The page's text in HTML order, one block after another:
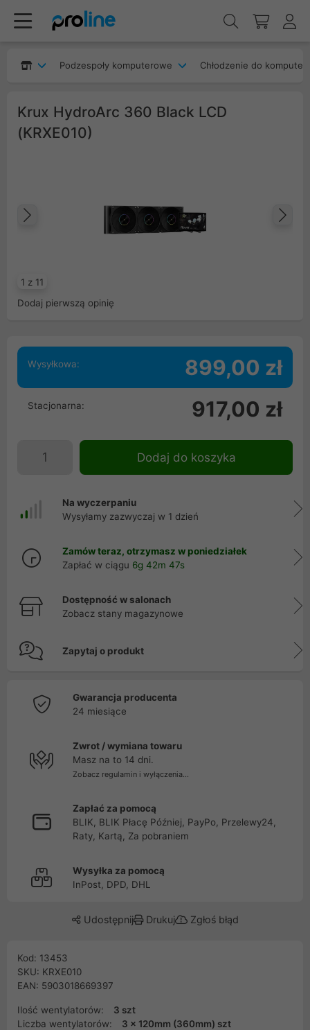
Podzespoły komputerowe Chłodzenie do
Krux HydroArc 360 Black LCD
(KRXE010)
1 z 11
Poprzedni
Dodaj pierwszą opinię
Wysyłkowa: 899,00 zł
Stacjonarna: 917,00 zł
Dodaj do koszyka
Na wyczerpaniu
Wysyłamy zazwyczaj w 1 dzień
Zamów teraz, otrzymasz w poniedziałek
Zapłać w ciągu 6g 42m 46s
Dostępność w salonach
Zobacz stany magazynowe
Zapytaj o produkt
Gwarancja producenta
24 miesiące
Zwrot / wymiana towaru
Masz na to 14 dni.
Zobacz regulamin i wyłączenia...
Zapłać za pomocą
BLIK, BLIK Płacę Później, PayPo, Przelewy24,
Raty, Kartą, Za pobraniem
Wysyłka za pomocą
InPost, DPD, DHL
Udostępnij Drukuj Zgłoś błąd
Kod: 13453
SKU: KRXE010
EAN: 5903018669397
Ilość wentylatorów:
3 szt
Liczba wentylatorów:
3 x 120mm (360mm) szt